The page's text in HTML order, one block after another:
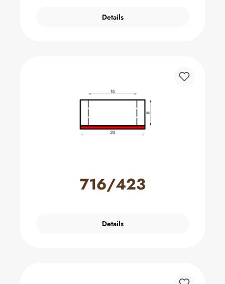
Details
716/423
Details